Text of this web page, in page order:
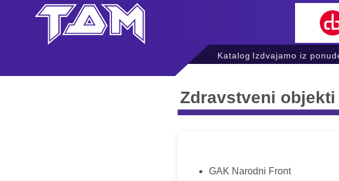
Katalog Izdvajamo iz
Zdravstveni objekti
GAK Narodni Front